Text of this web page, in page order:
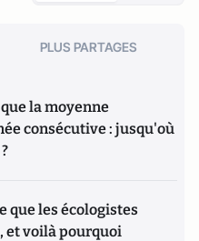
PLUS PARTAGES
la moyenne
consécutive : jusqu'où
que les écologistes
et voilà pourquoi